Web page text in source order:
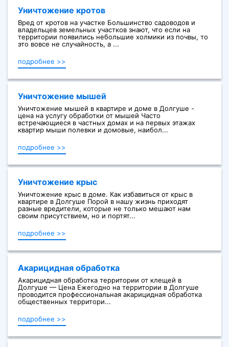
Уничтожение кротов
Вред от кротов на участке Большинство садоводов и
владельцев земельных участков знают, что если на
территории появились небольшие холмики из почвы, то
это вовсе не случайность, а ...
подробнее >>
Уничтожение мышей
Уничтожение мышей в квартире и доме в Долгуше -
цена на услугу обработки от мышей Часто
встречающиеся в частных домах и на первых этажах
квартир мыши полевки и домовые, наибол...
подробнее >>
Уничтожение крыс
Уничтожение крыс в доме. Как избавиться от крыс в
квартире в Долгуше Порой в нашу жизнь приходят
разные вредители, которые не только мешают нам
своим присутствием, но и портят...
подробнее >>
Акарицидная обработка
Акарицидная обработка территории от клещей в
Долгуше — Цена Ежегодно на территории в Долгуше
проводится профессиональная акарицидная обработка
общественных территори...
подробнее >>